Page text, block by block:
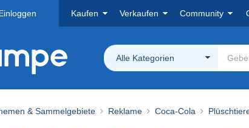
Kaufen Verkaufen Community
Alle Kategorien
& Sammelgebiete Reklame Coca-Cola